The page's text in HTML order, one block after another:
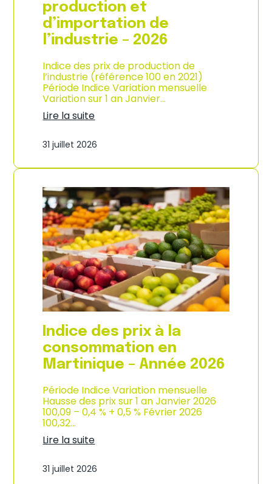
s
o
m
m
a
i
o
n
e
n
G
a
e
o
u
p
e
–
A
n
n
é
e
2
0
2
6
production et
d’importation de
l’industrie – 2026
Indice des prix de production de
l’industrie (référence 100 en 2021)
Période Indice Variation mensuelle
Variation sur 1 an Janvier…
Lire la suite
n
i
e
d
e
s
p
r
i
x
d
e
p
r
o
d
u
c
t
o
n
e
’
m
p
31 juillet 2026
Indice des prix à la
consommation en
Martinique – Année 2026
Période Indice Variation mensuelle
Hausse des prix sur 1 an Janvier 2026
100,09 – 0,4 % + 0,5 % Février 2026
100,32…
Lire la suite
n
31 juillet 2026